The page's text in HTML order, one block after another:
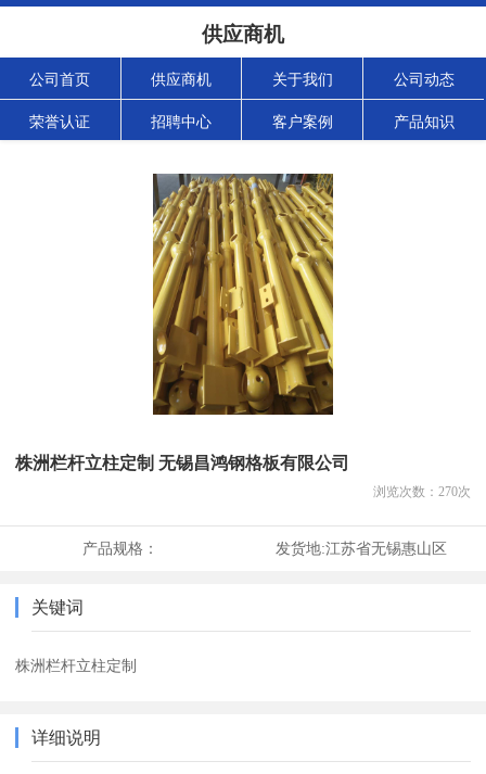
供应商机
公司首页 供应商机 关于我们 公司动态
荣誉认证 招聘中心 客户案例 产品知识
株洲栏杆立柱定制 无锡昌鸿钢格板有限公司
浏览次数： 270次
产品规格： 发货地:江苏省无锡惠山区
关键词
株洲栏杆立柱定制
详细说明